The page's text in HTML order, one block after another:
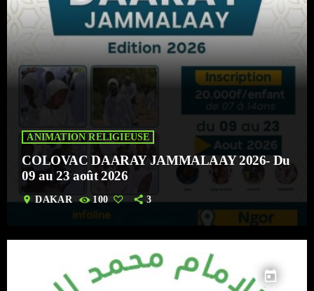
ANIMATION RELIGIEUSE
COLOVAC DAARAY JAMMALAAY 2026- Du
09 au 23 août 2026
location_on DAKAR 100 3
today